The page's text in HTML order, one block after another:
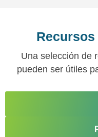
Una selección de
pueden ser útiles